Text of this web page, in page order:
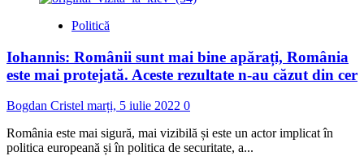
Politică
Iohannis: Românii sunt mai bine apărați, România
este mai protejată. Aceste rezultate n-au căzut din cer
Bogdan Cristel marți, 5 iulie 2022 0
România este mai sigură, mai vizibilă și este un actor implicat în
politica europeană și în politica de securitate, a...